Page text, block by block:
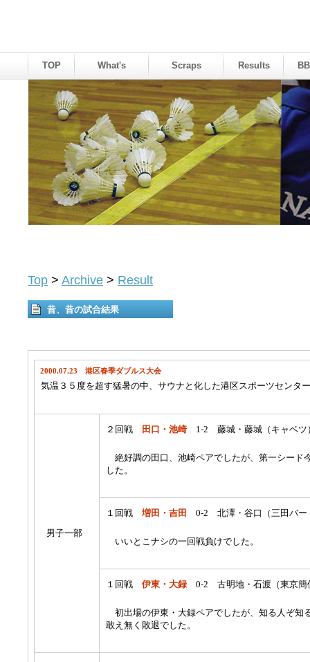
Top > Archive > Result
昔、昔の試合結果
2000.07.23 港区春季ダブルス大会
気温３５度を超す猛暑の中、サウナと化した港区スポーツセンタ
男子一部
２回戦 田口・池崎 1-2 藤城・藤城（キャベ
絶好調の田口、池崎ペアでしたが、第一シード
した。
１回戦増田・吉田 0-2 北澤・谷口（三田バー
いいとこナシの一回戦負けでした。
１回戦伊東・大録0-2 古明地・石渡（東京簡
初出場の伊東・大録ペアでしたが、知る人ぞ知
敢え無く敗退でした。
TOP What's Scraps Results